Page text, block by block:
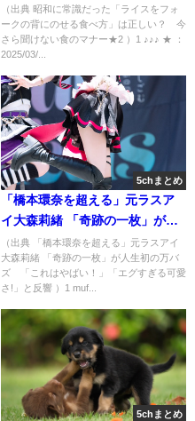
正しい？ 今さら聞けない食の
マナー★2 [♪♪♪★]
（出典 昭和に常識だった「ライスをフォ
ークの背にのせる食べ方」は正しい？ 今
さら聞けない食のマナー★2 ）1 ♪♪♪ ★ ：
2025/03/...
5chまとめ
「橋本環奈を超える」元ラスア
イ大森莉緒 「奇跡の一枚」が人
生初の万バズ 「これはやば
い！」「エグすぎる可愛さ!」と
反響 [muffin★]
（出典 「橋本環奈を超える」元ラスアイ
大森莉緒 「奇跡の一枚」が人生初の万バ
ズ 「これはやばい！」「エグすぎる可愛
さ!」と反響 ）1 muf...
5chまとめ